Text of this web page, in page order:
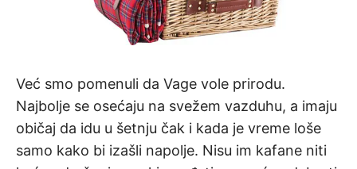
Već smo pomenuli da Vage vole prirodu.
Najbolje se osećaju na svežem vazduhu, a imaju
običaj da idu u šetnju čak i kada je vreme loše
samo kako bi izašli napolje. Nisu im kafane niti